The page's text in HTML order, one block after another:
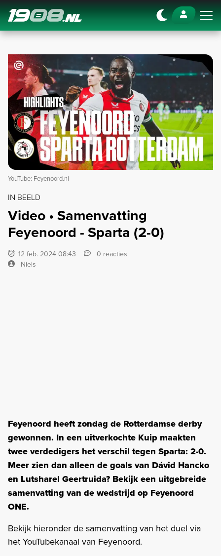
Navigation
YouTube: Feyenoord.nl
IN BEELD
Video • Samenvatting
Feyenoord - Sparta (2-0)
12 feb. 2024 08:43
0 reacties
Niels
Feyenoord heeft zondag de Rotterdamse derby
gewonnen. In een uitverkochte Kuip maakten
twee verdedigers het verschil tegen Sparta: 2-0.
Meer zien dan alleen de goals van Dávid Hancko
en Lutsharel Geertruida? Bekijk een uitgebreide
samenvatting van de wedstrijd op Feyenoord
ONE.
Bekijk hieronder de samenvatting van het duel via
het YouTubekanaal van Feyenoord.